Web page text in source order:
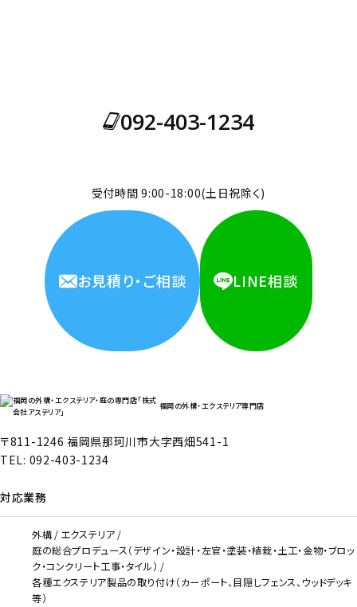
092-403-1234
受付時間 9:00-18:00(土日祝除く)
お見積り・ご相談 LINE相談
福岡の外構・エクステリア専門店
〒811-1246 福岡県那珂川市大字西畑541-1
TEL: 092-403-1234
対応業務
外構
エクステリア
庭の総合プロデュース（デザイン・設計・左官・塗装・植栽・土工・金物・ブロッ
ク・コンクリート工事・タイル）
各種エクステリア製品の取り付け（カーポート、目隠しフェンス、ウッドデッキ
等）